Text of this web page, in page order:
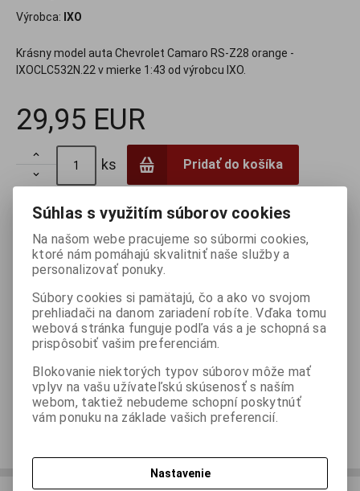
Výrobca: IXO
Krásny model auta Chevrolet Camaro RS-Z28 orange -
IXOCLC532N.22 v mierke 1:43 od výrobcu IXO.
29,95 EUR


ks Pridať do košíka
Porovnať Pridať k oblúbeným Strážny pes
Tlač
Skladom:2 ks ISBN:IXOCLC532N.22
Otázka na výrobok
Doporučiť výrobok
Súhlas s využitím súborov cookies
Na našom webe pracujeme so súbormi cookies,
ktoré nám pomáhajú skvalitniť naše služby a
personalizovať ponuky.
Súbory cookies si pamätajú, čo a ako vo svojom
prehliadači na danom zariadení robíte. Vďaka tomu
webová stránka funguje podľa vás a je schopná sa
prispôsobiť vašim preferenciám.
Blokovanie niektorých typov súborov môže mať
vplyv na vašu užívateľskú skúsenosť s naším
webom, taktiež nebudeme schopní poskytnúť
vám ponuku na základe vašich preferencií.
Nastavenie